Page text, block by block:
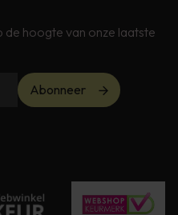
hoogte van onze laatste
Abonneer